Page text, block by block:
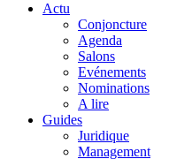
Actu
Conjoncture
Agenda
Salons
Evénements
Nominations
A lire
Guides
Juridique
Management